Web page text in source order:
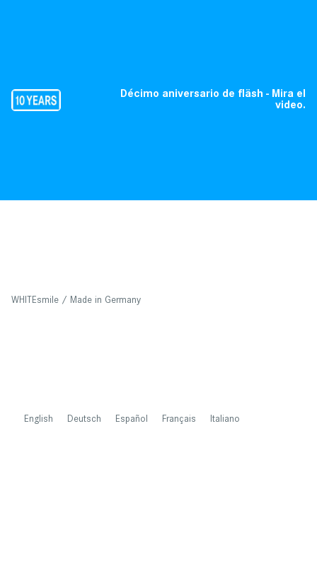
Décimo aniversario de fläsh - Mira el
video.
WHITEsmile / Made in Germany
English Deutsch Español Français Italiano